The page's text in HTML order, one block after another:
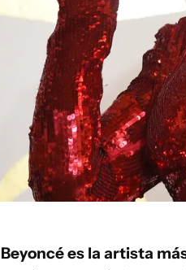
Beyoncé es la artista